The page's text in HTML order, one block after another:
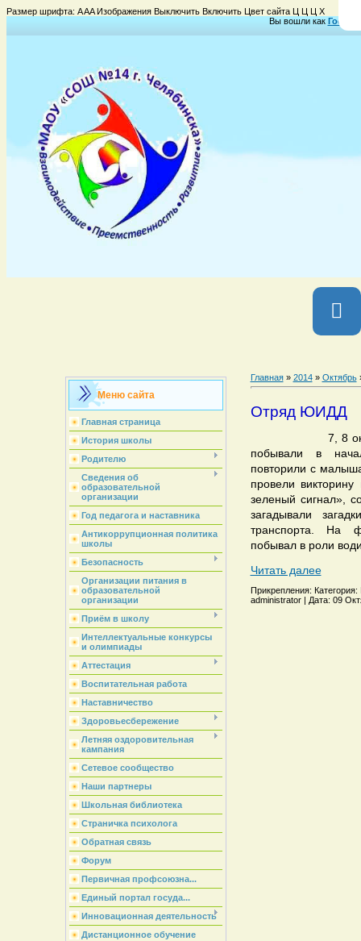
Размер шрифта: AAAИзображения Выключить Включить Цвет сайта Ц Ц Ц Х
Вы вошли как Гость
Меню сайта
Главная страница
История школы
Родителю
Сведения об
образовательной
организации
Год педагога и наставника
Антикоррупционная политика
школы
Безопасность
Организации питания в
образовательной
организации
Приём в школу
Интеллектуальные конкурсы
и олимпиады
Аттестация
Воспитательная работа
Наставничество
Здоровьесбережение
Летняя оздоровительная
кампания
Сетевое сообщество
Наши партнеры
Школьная библиотека
Страничка психолога
Обратная связь
Форум
Первичная профсоюзна...
Единый портал госуда...
Инновационная деятельность
Дистанционное обучение
Главная» 2014 » Октябрь
Отряд ЮИДД
7, 8
побывали в
повторили с
провели
зеленый сигнал»,
загадывали
транспорта. На
побывал в роли
Читать далее
Прикрепления:
administrator | Дата: 09